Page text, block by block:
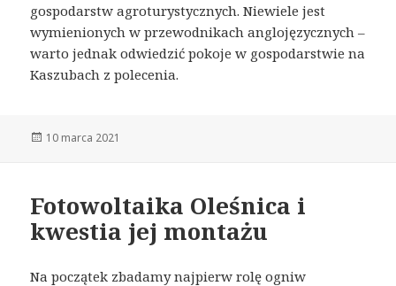
gospodarstw agroturystycznych. Niewiele jest
wymienionych w przewodnikach anglojęzycznych –
warto jednak odwiedzić pokoje w gospodarstwie na
Kaszubach z polecenia.
Opublikowano
10 marca 2021
Fotowoltaika Oleśnica i
kwestia jej montażu
Na początek zbadamy najpierw rolę ogniw